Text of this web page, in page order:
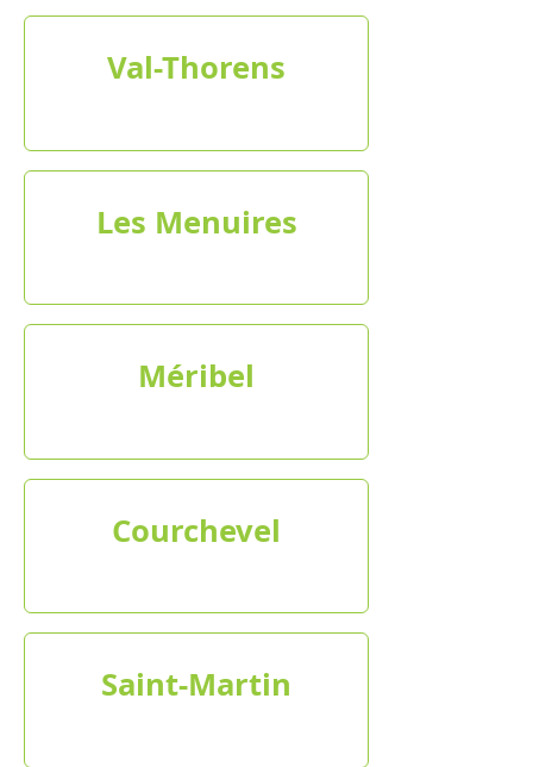
Val-Thorens
Les Menuires
Méribel
Courchevel
Saint-Martin